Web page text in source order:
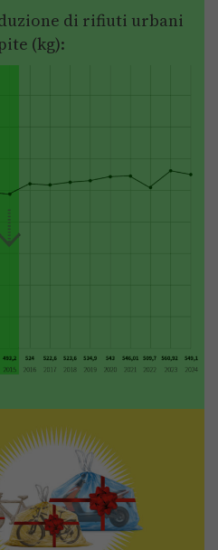
di rifiuti urbani
(kg):